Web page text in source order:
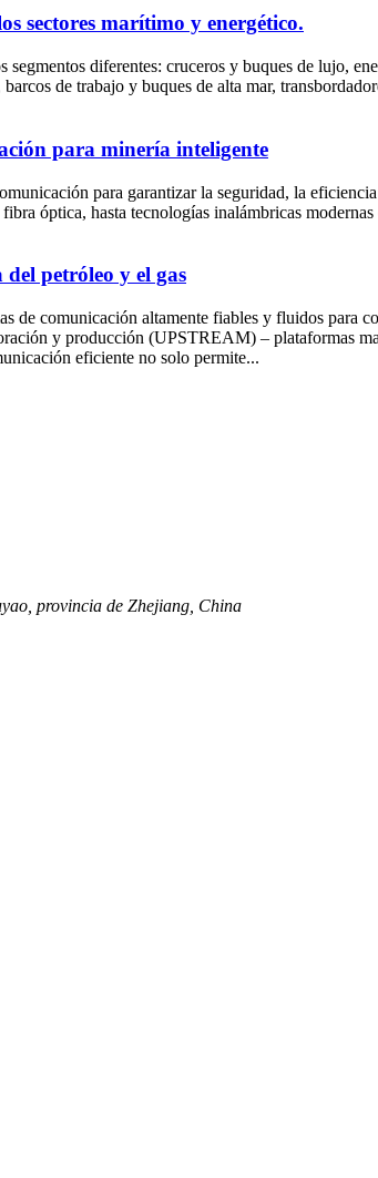
sectores marítimo y energético.
diferentes: cruceros y buques de lujo,
de trabajo y buques de alta mar,
para minería inteligente
para garantizar la seguridad, la
óptica, hasta tecnologías inalámbricas
petróleo y el gas
de comunicación altamente fiables y fluidos para
y producción (UPSTREAM) – plataformas
eficiente no solo permite...
provincia de Zhejiang, China